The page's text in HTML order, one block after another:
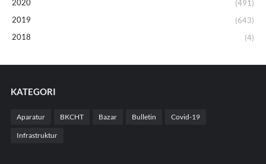
2020
(491)
2019
(643)
2018
(4)
KATEGORI
Aparatur BKCHT Bazar Bulletin Covid-19
Infrastruktur